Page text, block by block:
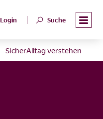
Login Suche
SicherAlltag verstehen